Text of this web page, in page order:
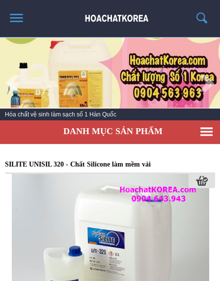
TRANG CHỦ
GIỚI THIỆU
THÔNG TIN SẢN PHẨM
TIN TỨC
LIÊN HỆ
Hóa chất vệ sinh làm sạch số 1 Hàn Quốc
DANH MỤC SẢN PHẨM
SILITE UNISIL 320 - Chất Silicone làm mềm vải